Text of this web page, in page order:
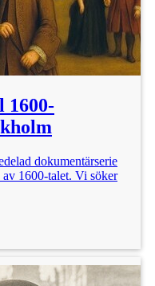
1600-
dokumentärserie
av 1600-talet. Vi söker